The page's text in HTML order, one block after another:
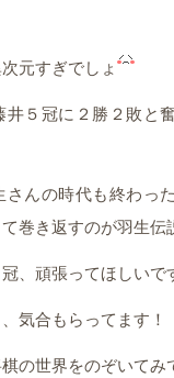
元すぎでしょ
井５冠に２勝２敗と
さんの時代も終わっ
巻き返すのが羽生伝
、頑張ってほしいで
気合もらってます！
の世界をのぞいてみ